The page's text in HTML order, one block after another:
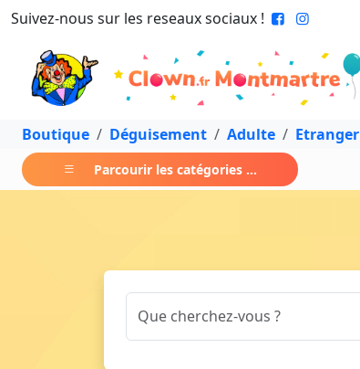
Suivez-nous sur les reseaux sociaux !
Boutique Déguisement Adulte Etranger
Parcourir les catégories ...